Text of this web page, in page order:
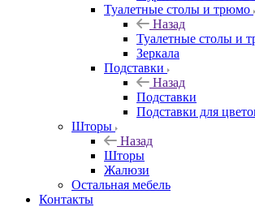
Туалетные столы и трюмо
Назад
Туалетные столы и
Зеркала
Подставки
Назад
Подставки
Подставки для
Шторы
Назад
Шторы
Жалюзи
Остальная мебель
Контакты